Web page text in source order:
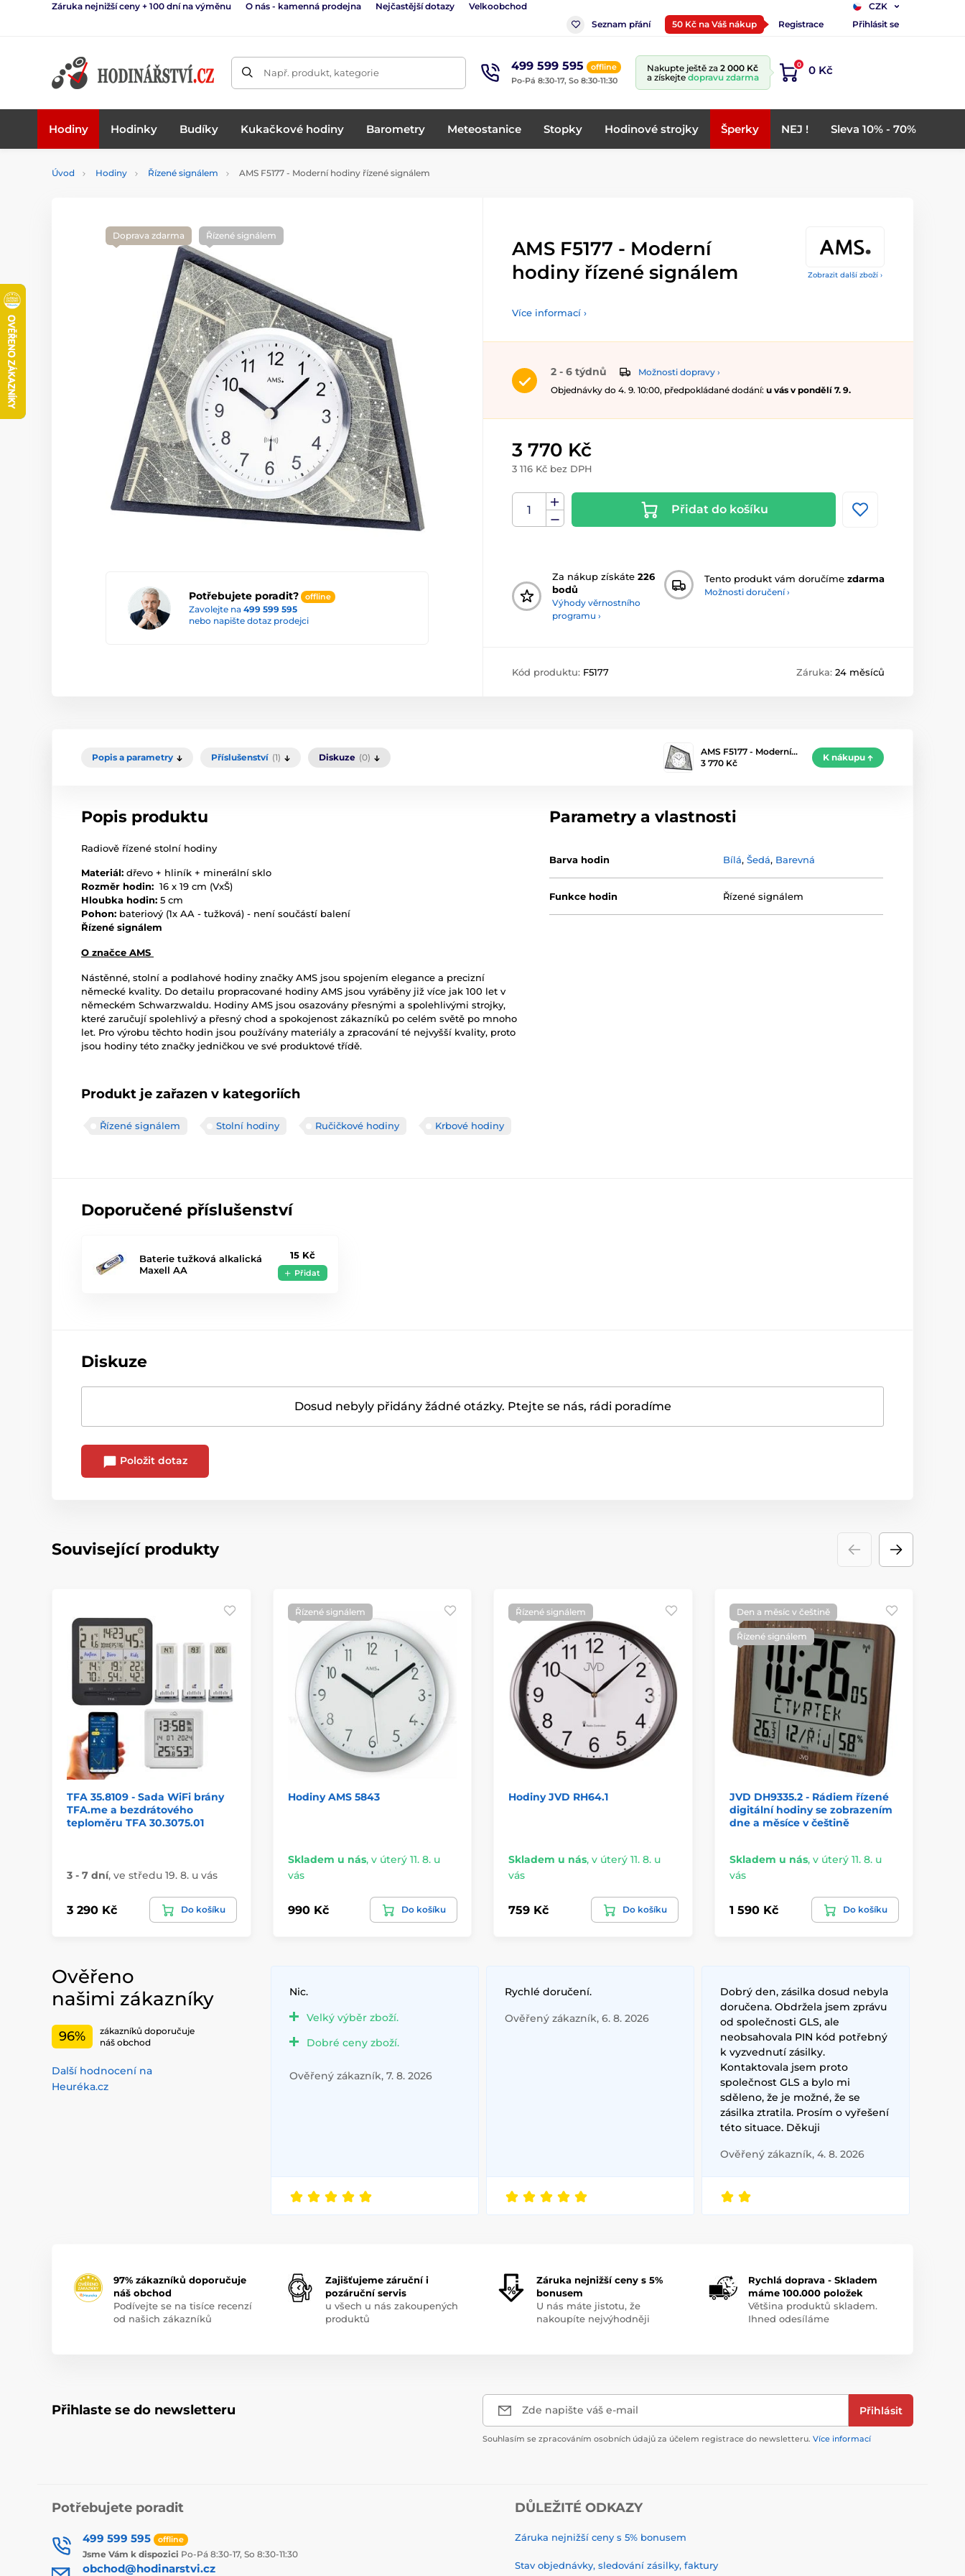
Záruka nejnižší ceny + 100 dní na výměnu O nás - kamenná prodejna Nejčastější dotazy Velkoobchod
CZK
Seznam přání
50 Kč na Váš nákup Registrace Přihlásit se
Např. produkt, kategorie 499 599 595
offline
Po-Pá 8:30-17, So 8:30-11:30
Nakupte ještě za 2 000 Kč
a získejte dopravu zdarma
0 0 Kč
Hodiny Hodinky Budíky Kukačkové hodiny Barometry Meteostanice Stopky Hodinové strojky Šperky NEJ ! Sleva 10% - 70%
Úvod Hodiny Řízené signálem AMS F5177 - Moderní hodiny řízené signálem
Zobrazit další zboží ›
Potřebujete poradit? offline
Zavolejte na 499 599 595
nebo napište dotaz prodejci
Doprava zdarma Řízené signálem
AMS F5177 - Moderní
hodiny řízené signálem
Více informací ›
2 - 6 týdnů
Možnosti dopravy ›
Objednávky do 4. 9. 10:00, předpokládané dodání: u vás v pondělí 7. 9.
3 770 Kč
3 116 Kč bez DPH
Přidat do košíku
Za nákup získáte 226
bodů
Výhody věrnostního
programu ›
Tento produkt vám doručíme zdarma
Možnosti doručení ›
Kód produktu: F5177 Záruka: 24 měsíců
Popis a parametry Příslušenství (1) Diskuze (0)
AMS F5177 - Moderní…
3 770 Kč
K nákupu
Popis produktu
Radiově řízené stolní hodiny
Materiál: dřevo + hliník + minerální sklo
Rozměr hodin: 16 x 19 cm (VxŠ)
Hloubka hodin: 5 cm
Pohon: bateriový (1x AA - tužková) - není součástí balení
Řízené signálem
O značce AMS
Nástěnné, stolní a podlahové hodiny značky AMS jsou spojením elegance a precizní
německé kvality. Do detailu propracované hodiny AMS jsou vyráběny již více jak 100 let v
německém Schwarzwaldu. Hodiny AMS jsou osazovány přesnými a spolehlivými strojky,
které zaručují spolehlivý a přesný chod a spokojenost zákazníků po celém světě po mnoho
let. Pro výrobu těchto hodin jsou používány materiály a zpracování té nejvyšší kvality, proto
jsou hodiny této značky jedničkou ve své produktové třídě.
Produkt je zařazen v kategoriích
Řízené signálem Stolní hodiny Ručičkové hodiny Krbové hodiny
Parametry a vlastnosti
Barva hodin Bílá,Šedá, Barevná
Funkce hodin Řízené signálem
Doporučené příslušenství
Baterie tužková alkalická
Maxell AA
15 Kč
Přidat
Diskuze
Dosud nebyly přidány žádné otázky. Ptejte se nás, rádi poradíme
Položit dotaz
Související produkty
TFA 35.8109 - Sada WiFi brány
TFA.me a bezdrátového
teploměru TFA 30.3075.01
3 - 7 dní, ve středu 19. 8. u vás
3 290 Kč Do košíku
Řízené signálem
Hodiny AMS 5843
Skladem u nás, v úterý 11. 8. u
vás
990 Kč Do košíku
Řízené signálem
Hodiny JVD RH64.1
Skladem u nás, v úterý 11. 8. u
vás
759 Kč Do košíku
Den a měsíc v češtině
Řízené signálem
JVD DH9335.2 - Rádiem řízené
digitální hodiny se zobrazením
dne a měsíce v češtině
Skladem u nás, v úterý 11. 8. u
vás
1 590 Kč Do košíku
Ověřeno
našimi zákazníky
96%
zákazníků doporučuje
náš obchod
Další hodnocení na
Heuréka.cz
Nic.
Velký výběr zboží.
Dobré ceny zboží.
Ověřený zákazník, 7. 8. 2026
Rychlé doručení.
Ověřený zákazník, 6. 8. 2026
Dobrý den, zásilka dosud nebyla
doručena. Obdržela jsem zprávu
od společnosti GLS, ale
neobsahovala PIN kód potřebný
k vyzvednutí zásilky.
Kontaktovala jsem proto
společnost GLS a bylo mi
sděleno, že je možné, že se
zásilka ztratila. Prosím o vyřešení
této situace. Děkuji
Ověřený zákazník, 4. 8. 2026
97% zákazníků doporučuje
náš obchod
Podívejte se na tisíce recenzí
od našich zákazníků
Zajišťujeme záruční i
pozáruční servis
u všech u nás zakoupených
produktů
Záruka nejnižší ceny s 5%
bonusem
U nás máte jistotu, že
nakoupíte nejvýhodněji
Rychlá doprava - Skladem
máme 100.000 položek
Většina produktů skladem.
Ihned odesíláme
Přihlaste se do newsletteru Zde napište váš e-mail Přihlásit
Souhlasím se zpracováním osobních údajů za účelem registrace do newsletteru. Více informací
Potřebujete poradit
499 599 595 offline
Jsme Vám k dispozici Po-Pá 8:30-17, So 8:30-11:30
obchod@hodinarstvi.cz
DŮLEŽITÉ ODKAZY
Záruka nejnižší ceny s 5% bonusem
Stav objednávky, sledování zásilky, faktury